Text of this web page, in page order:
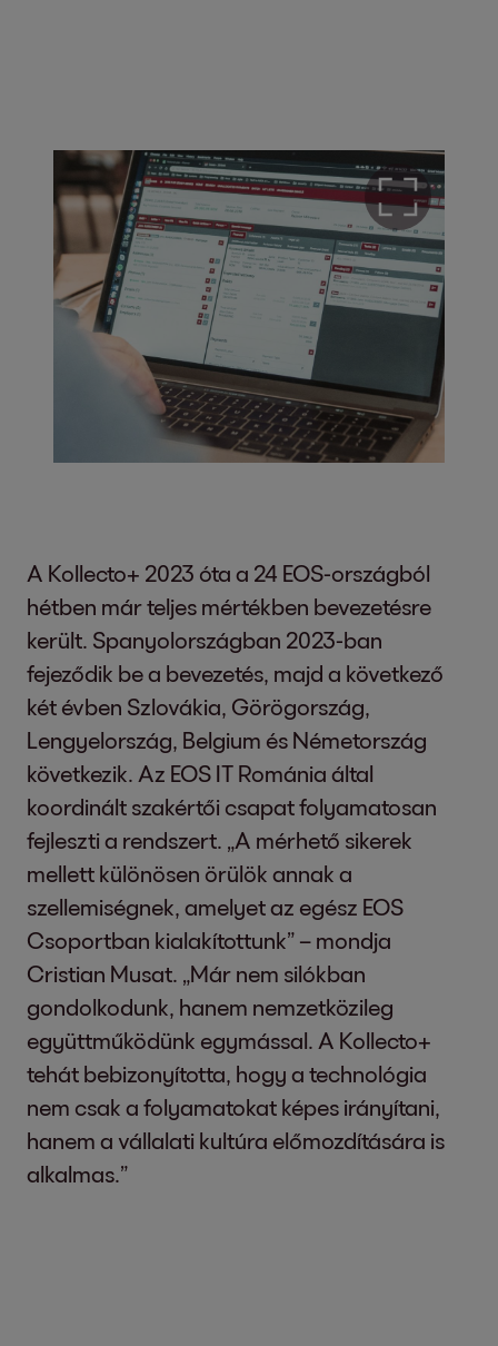
A Kollecto+ 2023 óta a 24 EOS-országból
hétben már teljes mértékben bevezetésre
került. Spanyolországban 2023-ban
fejeződik be a bevezetés, majd a következő
két évben Szlovákia, Görögország,
Lengyelország, Belgium és Németország
következik. Az EOS IT Románia által
koordinált szakértői csapat folyamatosan
fejleszti a rendszert. „A mérhető sikerek
mellett különösen örülök annak a
szellemiségnek, amelyet az egész EOS
Csoportban kialakítottunk” – mondja
Cristian Musat. „Már nem silókban
gondolkodunk, hanem nemzetközileg
együttműködünk egymással. A Kollecto+
tehát bebizonyította, hogy a technológia
nem csak a folyamatokat képes irányítani,
hanem a vállalati kultúra előmozdítására is
alkalmas.”